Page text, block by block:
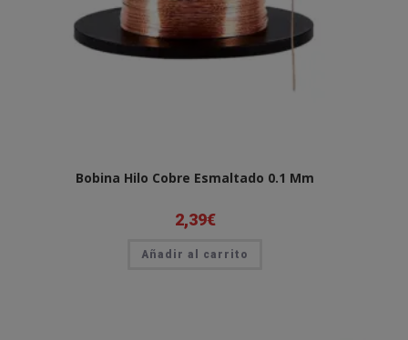
Bobina Hilo Cobre Esmaltado 0.1 Mm
2,39€
Añadir al carrito